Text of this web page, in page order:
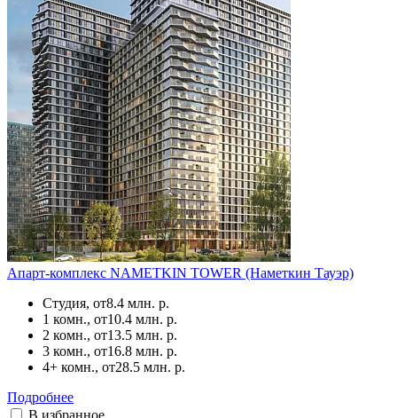
Апарт-комплекс NAMETKIN TOWER (Наметкин Тауэр)
Студия, от8.4 млн. р.
1 комн., от10.4 млн. р.
2 комн., от13.5 млн. р.
3 комн., от16.8 млн. р.
4+ комн., от28.5 млн. р.
Подробнее
В избранное